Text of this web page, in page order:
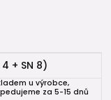
+ SN 8)
u výrobce,
za 5-15 dnů